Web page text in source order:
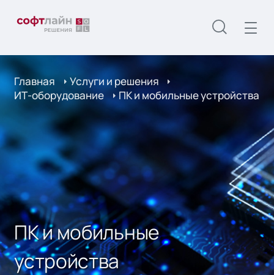
Главная
Услуги и решения
ИТ-оборудование
ПК и мобильные устройства
ПК и мобильные
устройства